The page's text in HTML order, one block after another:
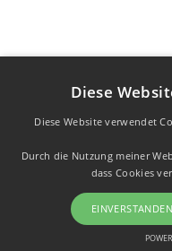
Diese
Diese Website verwendet
Durch die Nutzung meiner
dass Cookies
EINVERSTANDEN